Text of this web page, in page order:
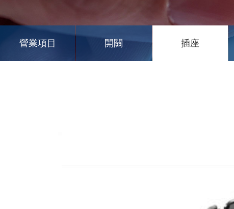
營業項目 開關 插座